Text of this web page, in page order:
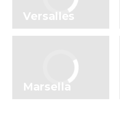
Versalles
Marsella